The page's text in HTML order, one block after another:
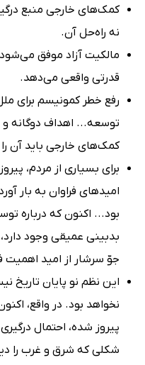
کمک‌های خارجی منبع
نه راه‌حل آن.
مالکیت آزاد موفق
قدرتی واقعی می‌دهد.
رفع خطر کمونیسم برای
توسعه... اهداف دوگانه
کمک‌های خارجی باید آن را
برای بسیاری از مردم،
امیدهای فراوان به بار
بود... اکنون که درباره
بدبینی عمیقی وجود
جوّ سرشار از امید اهمیت
این نظم نو پایان تاریخ
نخواهد بود. در واقع،
پیروز شده، احتمال
شکلی که شرق و غرب را